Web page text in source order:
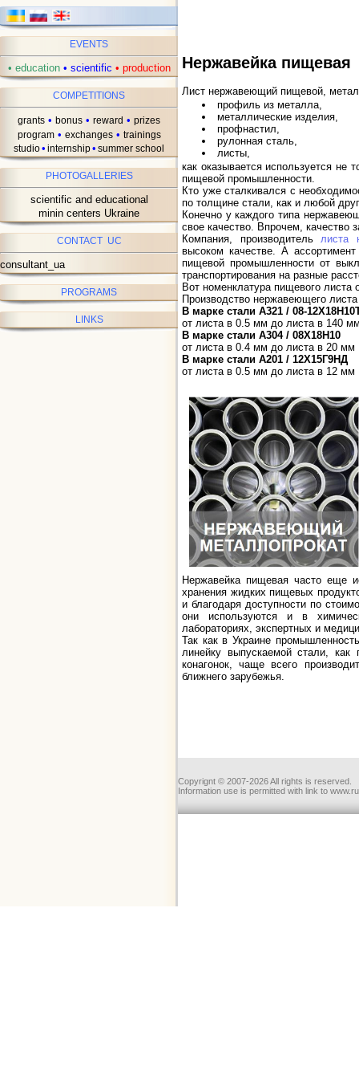
EVENTS
• education • scientific • production
COMPETITIONS
grants • bonus • reward • prizes
program • exchanges • trainings
studio• internship• summer school
PHOTOGALLERIES
scientific and educational
minin centers Ukraine
CONTACT UC
consultant_ua
PROGRAMS
LINKS
Нержавейка пищевая
Лист нержавеющий пищевой,
профиль из металла,
металлические изделия,
профнастил,
рулонная сталь,
листы,
как оказывается используется не
пищевой промышленности.
Кто уже сталкивался с
по толщине стали, как и любой
Конечно у каждого типа
свое качество. Впрочем, качество
Компания, производитель листа
высоком качестве. А
пищевой промышленности от
транспортирования на разные
Вот номенклатура пищевого листа
Производство нержавеющего
В марке стали А321 / 08-
от листа в 0.5 мм до листа в 140
В марке стали А304 / 08Х18Н10
от листа в 0.4 мм до листа в 20 мм
В марке стали А201 / 12Х15Г9НД
от листа в 0.5 мм до листа в 12 мм
Нержавейка пищевая часто еще
хранения жидких пищевых
и благодаря доступности по
они используются и в
лабораториях, экспертных и
Так как в Украине
линейку выпускаемой стали,
конагонок, чаще всего
ближнего зарубежья.
Copyrignt © 2007-2026 All rights is reserved.
Information use is permitted with link to